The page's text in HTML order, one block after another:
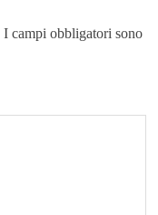
I campi obbligatori sono